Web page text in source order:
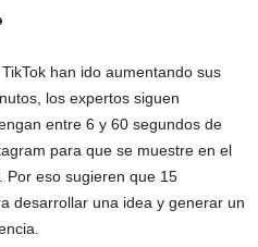
han ido aumentando sus
los expertos siguen
entre 6 y 60 segundos de
para que se muestre en el
Por eso sugieren que 15
desarrollar una idea y generar un